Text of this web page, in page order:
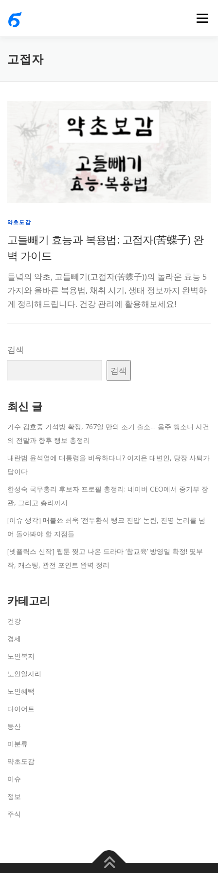
메뉴
고접자
약초도감
고들빼기 효능과 복용법: 고접자(苦蝶子) 완
벽 가이드
들녘의 약초, 고들빼기(고접자(苦蝶子))의 놀라운 효능 5
가지와 올바른 복용법, 채취 시기, 생태 정보까지 완벽하
게 정리해드립니다. 건강 관리에 활용해보세요!
검색
검색
최신 글
가수 김호중 가석방 확정, 767일 만의 조기 출소… 음주 뺑소니 사건
의 전말과 향후 행보 총정리
내란범 윤석열에 대통령을 비유하다니? 이지은 대변인, 당장 사퇴가
답이다
한성숙 국무총리 후보자 프로필 총정리: 네이버 CEO에서 중기부 장
관, 그리고 총리까지
[이슈 생각] 매불쑈 최욱 ‘전두환식 탱크 진압’ 논란, 진영 논리를 넘
어 돌아봐야 할 지점들
[넷플릭스 신작] 웹툰 찢고 나온 드라마 ‘참교육’ 방영일 확정! 몇부
작, 캐스팅, 관전 포인트 완벽 정리
카테고리
건강
경제
노인복지
노인일자리
노인혜택
다이어트
등산
미분류
약초도감
이슈
정보
주식